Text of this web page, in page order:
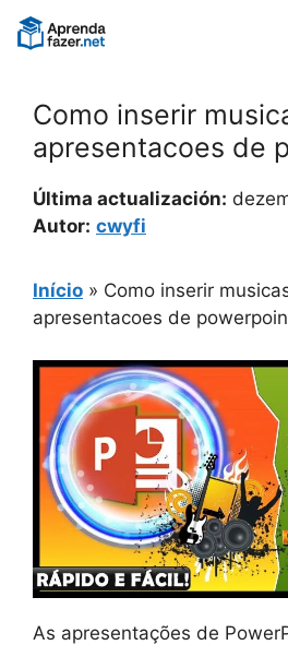
Pular
para
Como inserir
apresentacoes de
Última actualización:
Autor: cwyfi
Início » Como inserir
apresentacoes de
As apresentações de